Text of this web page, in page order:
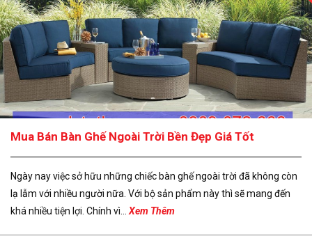
Mua Bán Bàn Ghế Ngoài Trời Bền Đẹp Giá Tốt
Ngày nay việc sở hữu những chiếc bàn ghế ngoài trời đã không còn
lạ lẫm với nhiều người nữa. Với bộ sản phẩm này thì sẽ mang đến
khá nhiều tiện lợi. Chính vì... Xem Thêm